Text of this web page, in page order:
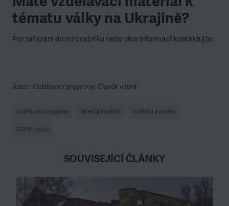
tématu války na Ukrajině?
Pro zařazení do rozcestníku nebo více informací kontaktujte:
Autor: Vzdělávací programy, Člověk v tísni
Vzdělávací programy Válečný konflikt Vzdělání a osvěta
SOS Ukrajina
SOUVISEJÍCÍ ČLÁNKY